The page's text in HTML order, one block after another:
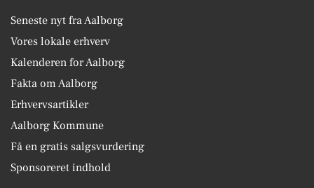
Seneste nyt fra Aalborg
Vores lokale erhverv
Kalenderen for Aalborg
Fakta om Aalborg
Erhvervsartikler
Aalborg Kommune
Få en gratis salgsvurdering
Sponsoreret indhold